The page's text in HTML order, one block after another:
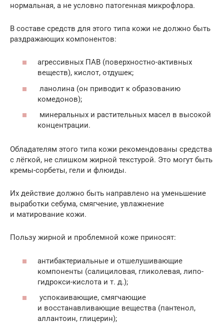
нормальная, а не условно патогенная микрофлора.
В составе средств для этого типа кожи не должно быть
раздражающих компонентов:
агрессивных ПАВ (поверхностно-активных
веществ), кислот, отдушек;
ланолина (он приводит к образованию
комедонов);
минеральных и растительных масел в высокой
концентрации.
Обладателям этого типа кожи рекомендованы средства
с лёгкой, не слишком жирной текстурой. Это могут быть
кремы-сорбеты, гели и флюиды.
Их действие должно быть направлено на уменьшение
выработки себума, смягчение, увлажнение
и матирование кожи.
Пользу жирной и проблемной коже приносят:
антибактериальные и отшелушивающие
компоненты (салициловая, гликолевая, липо-
гидрокси-кислота и т. д.);
успокаивающие, смягчающие
и восстанавливающие вещества (пантенол,
аллантоин, глицерин);